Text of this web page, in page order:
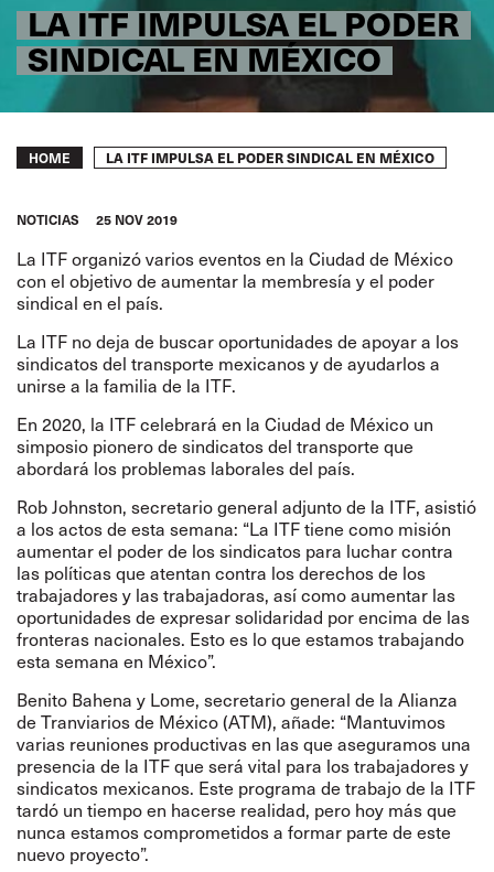
LA ITF IMPULSA EL PODER
SINDICAL EN MÉXICO
Breadcrumb
HOME LA ITF IMPULSA EL PODER SINDICAL EN MÉXICO
NOTICIAS 25 NOV 2019
La ITF organizó varios eventos en la Ciudad de México
con el objetivo de aumentar la membresía y el poder
sindical en el país.
La ITF no deja de buscar oportunidades de apoyar a los
sindicatos del transporte mexicanos y de ayudarlos a
unirse a la familia de la ITF.
En 2020, la ITF celebrará en la Ciudad de México un
simposio pionero de sindicatos del transporte que
abordará los problemas laborales del país.
Rob Johnston, secretario general adjunto de la ITF, asistió
a los actos de esta semana: “La ITF tiene como misión
aumentar el poder de los sindicatos para luchar contra
las políticas que atentan contra los derechos de los
trabajadores y las trabajadoras, así como aumentar las
oportunidades de expresar solidaridad por encima de las
fronteras nacionales. Esto es lo que estamos trabajando
esta semana en México”.
Benito Bahena y Lome, secretario general de la Alianza
de Tranviarios de México (ATM), añade: “Mantuvimos
varias reuniones productivas en las que aseguramos una
presencia de la ITF que será vital para los trabajadores y
sindicatos mexicanos. Este programa de trabajo de la ITF
tardó un tiempo en hacerse realidad, pero hoy más que
nunca estamos comprometidos a formar parte de este
nuevo proyecto”.